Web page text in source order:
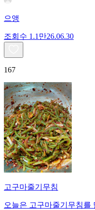
으앵
조회수 1.1만26.06.30
167
고구마줄기무침
오늘은 고구마줄기무침를